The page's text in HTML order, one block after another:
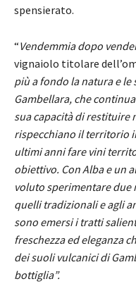
spensierato.
“Vendemmia dopo
vignaiolo titolare
più a fondo la natura e
Gambellara, che
sua capacità di restituire
rispecchiano il territorio
ultimi anni fare vini
obiettivo. Con Alba e un
voluto sperimentare due
quelli tradizionali e agli
sono emersi i tratti
freschezza ed eleganza
dei suoli vulcanici di
bottiglia”.